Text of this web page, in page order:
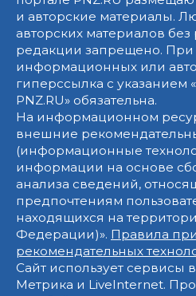
и авторские материалы.
авторских материалов
редакции запрещено. При
информационных или
гиперссылка с указанием
PNZ.RU» обязательна.
На информационном
внешние
(информационные
информации на основе
анализа сведений,
предпочтениям
находящихся на
Федерации)». Правила
рекомендательных
Сайт использует сервисы
Метрика и LiveInternet.